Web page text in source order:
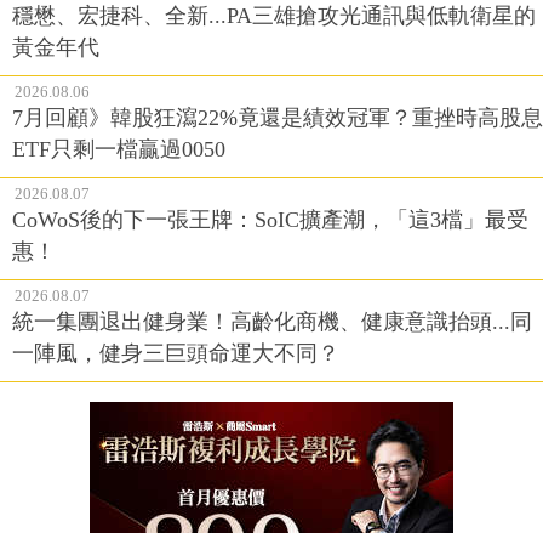
穩懋、宏捷科、全新...PA三雄搶攻光通訊與低軌衛星的
黃金年代
2026.08.06
7月回顧》韓股狂瀉22%竟還是績效冠軍？重挫時高股息
ETF只剩一檔贏過0050
2026.08.07
CoWoS後的下一張王牌：SoIC擴產潮，「這3檔」最受
惠！
2026.08.07
統一集團退出健身業！高齡化商機、健康意識抬頭...同
一陣風，健身三巨頭命運大不同？